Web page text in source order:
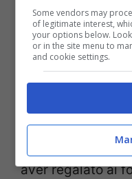
Post Instagram Chiara
Una serie di
dell’ordinario.
mostrata in tutta
aver regalato ai
Some vendors may
of legitimate interest,
your options below.
or in the site menu to
and cookie settings.